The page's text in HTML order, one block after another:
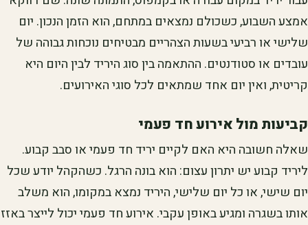
אמצע השבוע, כשכולם נמצאים במתחם, הוא הזמן הנכון. יום
שלישי או רביעי בשעות הצהריים מבטיחים נוכחות גבוהה של
עובדים או סטודנטים. ההתאמה בין סוג היריד לבין היום היא
קריטית, ואין יום אחד שמתאים לכל סוגי האירועים.
קביעות מול אירוע חד פעמי
שאלה חשובה היא האם לקיים יריד חד פעמי או סבב קבוע.
ליריד קבוע יש יתרון עצום: הוא בונה הרגל. כשהקהל יודע שכל
יום שישי, או כל יום שלישי, היריד נמצא במקומו, הוא משלב
אותו בשגרה ומגיע באופן עקבי. אירוע חד פעמי יכול לייצר באזז